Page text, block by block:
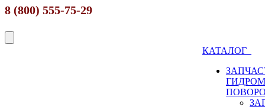
8 (800) 555-75-29
КАТАЛОГ